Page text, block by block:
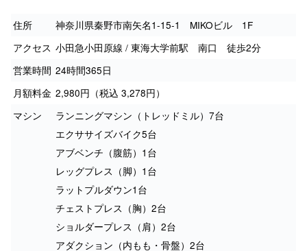
住所
神奈川県秦野市南矢名1-15-1 MIKOビル 1F
アクセス 小田急小田原線 / 東海大学前駅 南口 徒歩2分
営業時間 24時間365日
月額料金 2,980円（税込 3,278円）
マシン
ランニングマシン（トレッドミル）7台
エクササイズバイク5台
アブベンチ（腹筋）1台
レッグプレス（脚）1台
ラットプルダウン1台
チェストプレス（胸）2台
ショルダープレス（肩）2台
アダクション（内もも・骨盤）2台